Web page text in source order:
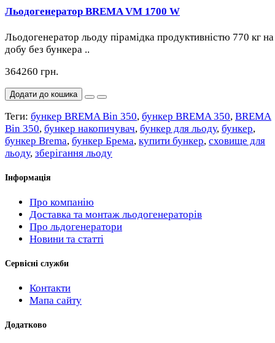
Льодогенератор BREMA VM 1700 W
Льодогенератор льоду пірамідка продуктивністю 770 кг на
добу без бункера ..
364260 грн.
Додати до кошика
Теги: бункер BREMA Bin 350, бункер BREMA 350, BREMA
Bin 350, бункер накопичувач, бункер для льоду, бункер,
бункер Brema, бункер Брема, купити бункер, сховище для
льоду, зберігання льоду
Інформація
Про компанію
Доставка та монтаж льодогенераторів
Про льдогенератори
Новини та статті
Сервісні служби
Контакти
Мапа сайту
Додатково